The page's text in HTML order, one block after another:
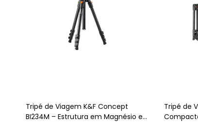
Tripé de Viagem K&F Concept
BI234M – Estrutura em Magnésio e
Tripé de